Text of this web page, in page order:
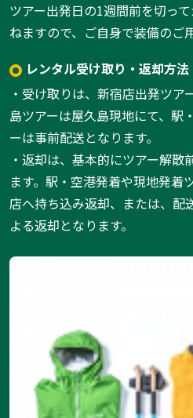
ツアー出発日の1週間前を切っ
ねますので、ご自身で装備のご
レンタル受け取り・返却方法
・受け取りは、新宿店出発ツア
島ツアーは屋久島現地にて、駅
ーは事前配送となります。
・返却は、基本的にツアー解散
ます。駅・空港発着や現地発着
店へ持ち込み返却、または、配
よる返却となります。